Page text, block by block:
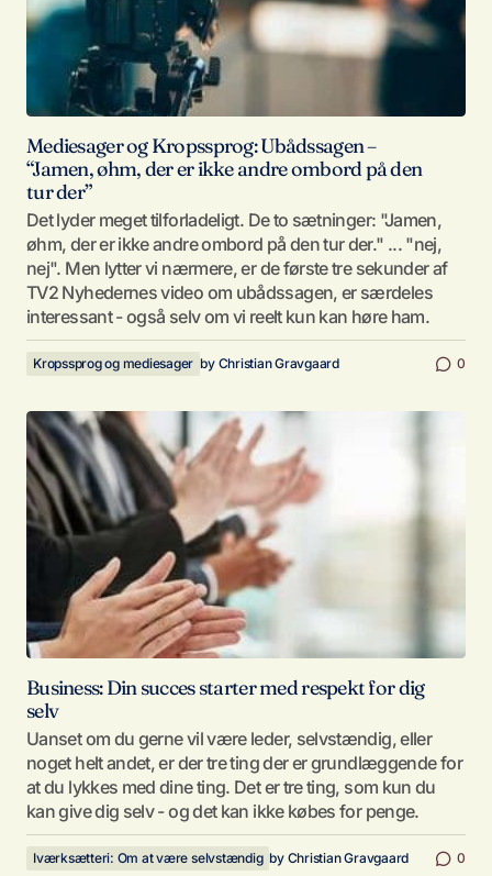
Mediesager og Kropssprog: Ubådssagen –
“Jamen, øhm, der er ikke andre ombord på den
tur der”
Det lyder meget tilforladeligt. De to sætninger: "Jamen,
øhm, der er ikke andre ombord på den tur der." ... "nej,
nej". Men lytter vi nærmere, er de første tre sekunder af
TV2 Nyhedernes video om ubådssagen, er særdeles
interessant - også selv om vi reelt kun kan høre ham.
Kropssprog og mediesager by Christian Gravgaard 0
Business: Din succes starter med respekt for dig
selv
Uanset om du gerne vil være leder, selvstændig, eller
noget helt andet, er der tre ting der er grundlæggende for
at du lykkes med dine ting. Det er tre ting, som kun du
kan give dig selv - og det kan ikke købes for penge.
Iværksætteri: Om at være selvstændig by Christian Gravgaard 0